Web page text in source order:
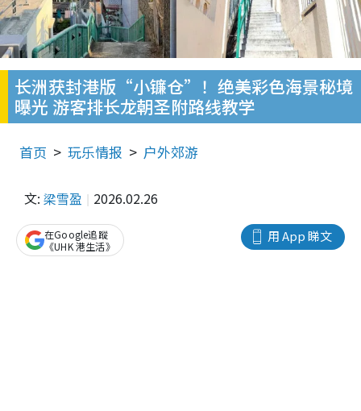
长洲获封港版“小镰仓”！绝美彩色海景秘境
曝光 游客排长龙朝圣附路线教学
首页 玩乐情报 户外郊游
文: 梁雪盈 2026.02.26
用 App 睇文
在Google追蹤
《UHK 港生活》